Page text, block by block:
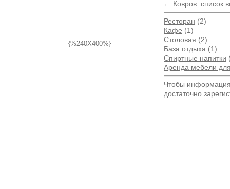
{%240X400%}
← Ковров: список
Ресторан (2)
Кафе (1)
Столовая (2)
База отдыха (1)
Спиртные напитки
Аренда мебели
Чтобы
достаточно